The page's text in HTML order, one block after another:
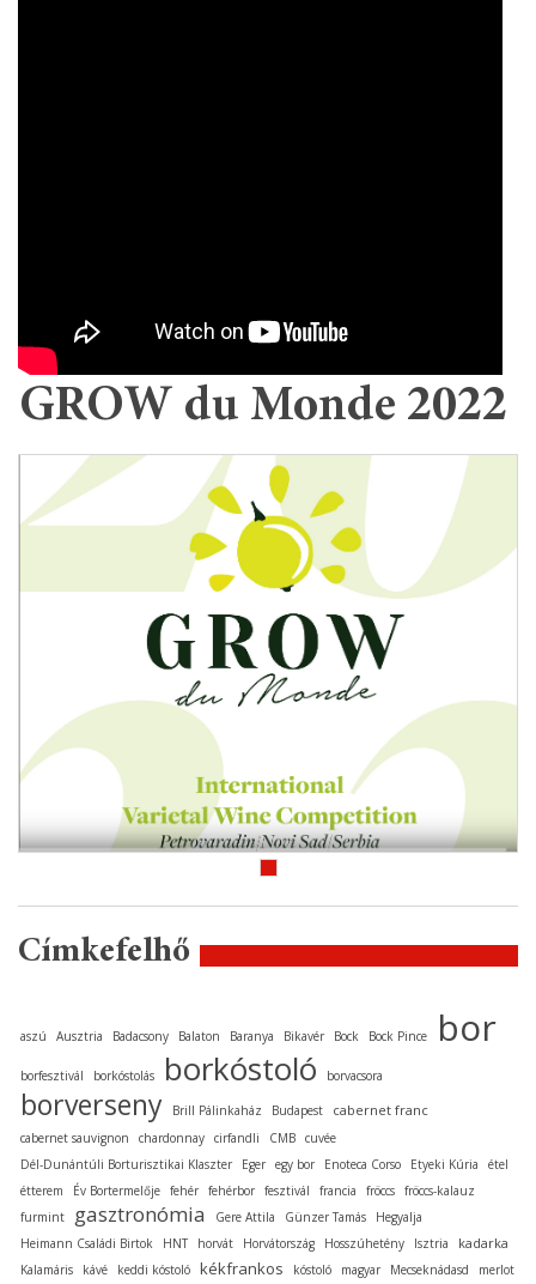
GROW du Monde 2022
Címkefelhő
aszú Ausztria Badacsony Balaton Baranya Bikavér Bock Bock Pince bor
borfesztivál borkóstolás borkóstoló borvacsora
borverseny Brill Pálinkaház Budapest cabernet franc
cabernet sauvignon chardonnay cirfandli CMB cuvée
Dél-Dunántúli Borturisztikai Klaszter
Eger egy bor Enoteca Corso Etyeki Kúria
étel
étterem
Év Bortermelője fehér fehérbor fesztivál francia fröccs fröccs-kalauz
furmint
gasztronómia Gere Attila Günzer Tamás
Hegyalja
Heimann Családi Birtok
HNT horvát Horvátország Hosszúhetény Isztria kadarka
Kalamáris kávé keddi kóstoló kékfrankos kóstoló magyar Mecseknádasd
merlot